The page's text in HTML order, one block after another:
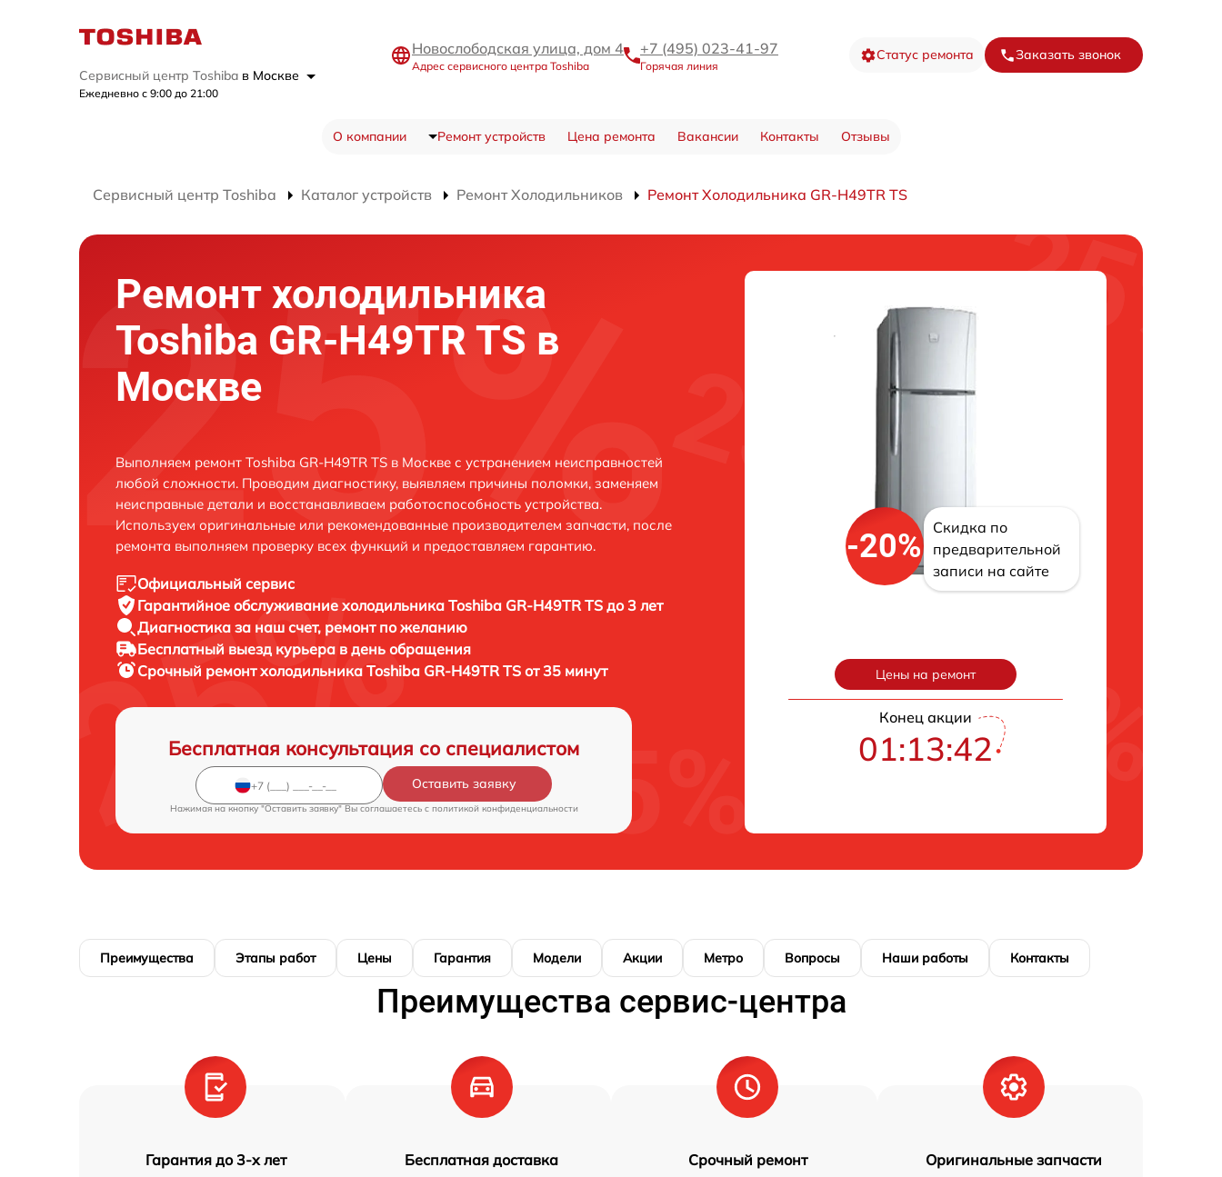
Сервисный центр Toshiba в Москве
Ежедневно с 9:00 до 21:00
Новослободская улица, дом 4
Адрес сервисного центра Toshiba
+7 (495) 023-41-97
Горячая линия
Статус ремонта Заказать звонок
О компании Ремонт устройств Цена ремонта Вакансии Контакты Отзывы
Сервисный центр Toshiba Каталог устройств Ремонт Холодильников Ремонт Холодильника GR-H49TR TS
Ремонт холодильника
Toshiba GR-H49TR TS в
Москве
Выполняем ремонт Toshiba GR-H49TR TS в Москве с устранением неисправностей
любой сложности. Проводим диагностику, выявляем причины поломки, заменяем
неисправные детали и восстанавливаем работоспособность устройства.
Используем оригинальные или рекомендованные производителем запчасти, после
ремонта выполняем проверку всех функций и предоставляем гарантию.
Официальный сервис
Гарантийное обслуживание холодильника Toshiba GR-H49TR TS до 3 лет
Диагностика за наш счет, ремонт по желанию
Бесплатный выезд курьера в день обращения
Срочный ремонтхолодильника Toshiba GR-H49TR TS от 35 минут
Бесплатная консультация со специалистом
Оставить заявку
Нажимая на кнопку "Оставить заявку" Вы соглашаетесь c политикой конфиденциальности
-20%
Скидка по
предварительной
записи на сайте
Цены на ремонт
Конец акции
01:13:42
Преимущества Этапы работ Цены Гарантия Модели Акции Метро Вопросы Наши работы Контакты
Преимущества сервис-центра
Гарантия до 3-х лет Бесплатная доставка Срочный ремонт Оригинальные запчасти